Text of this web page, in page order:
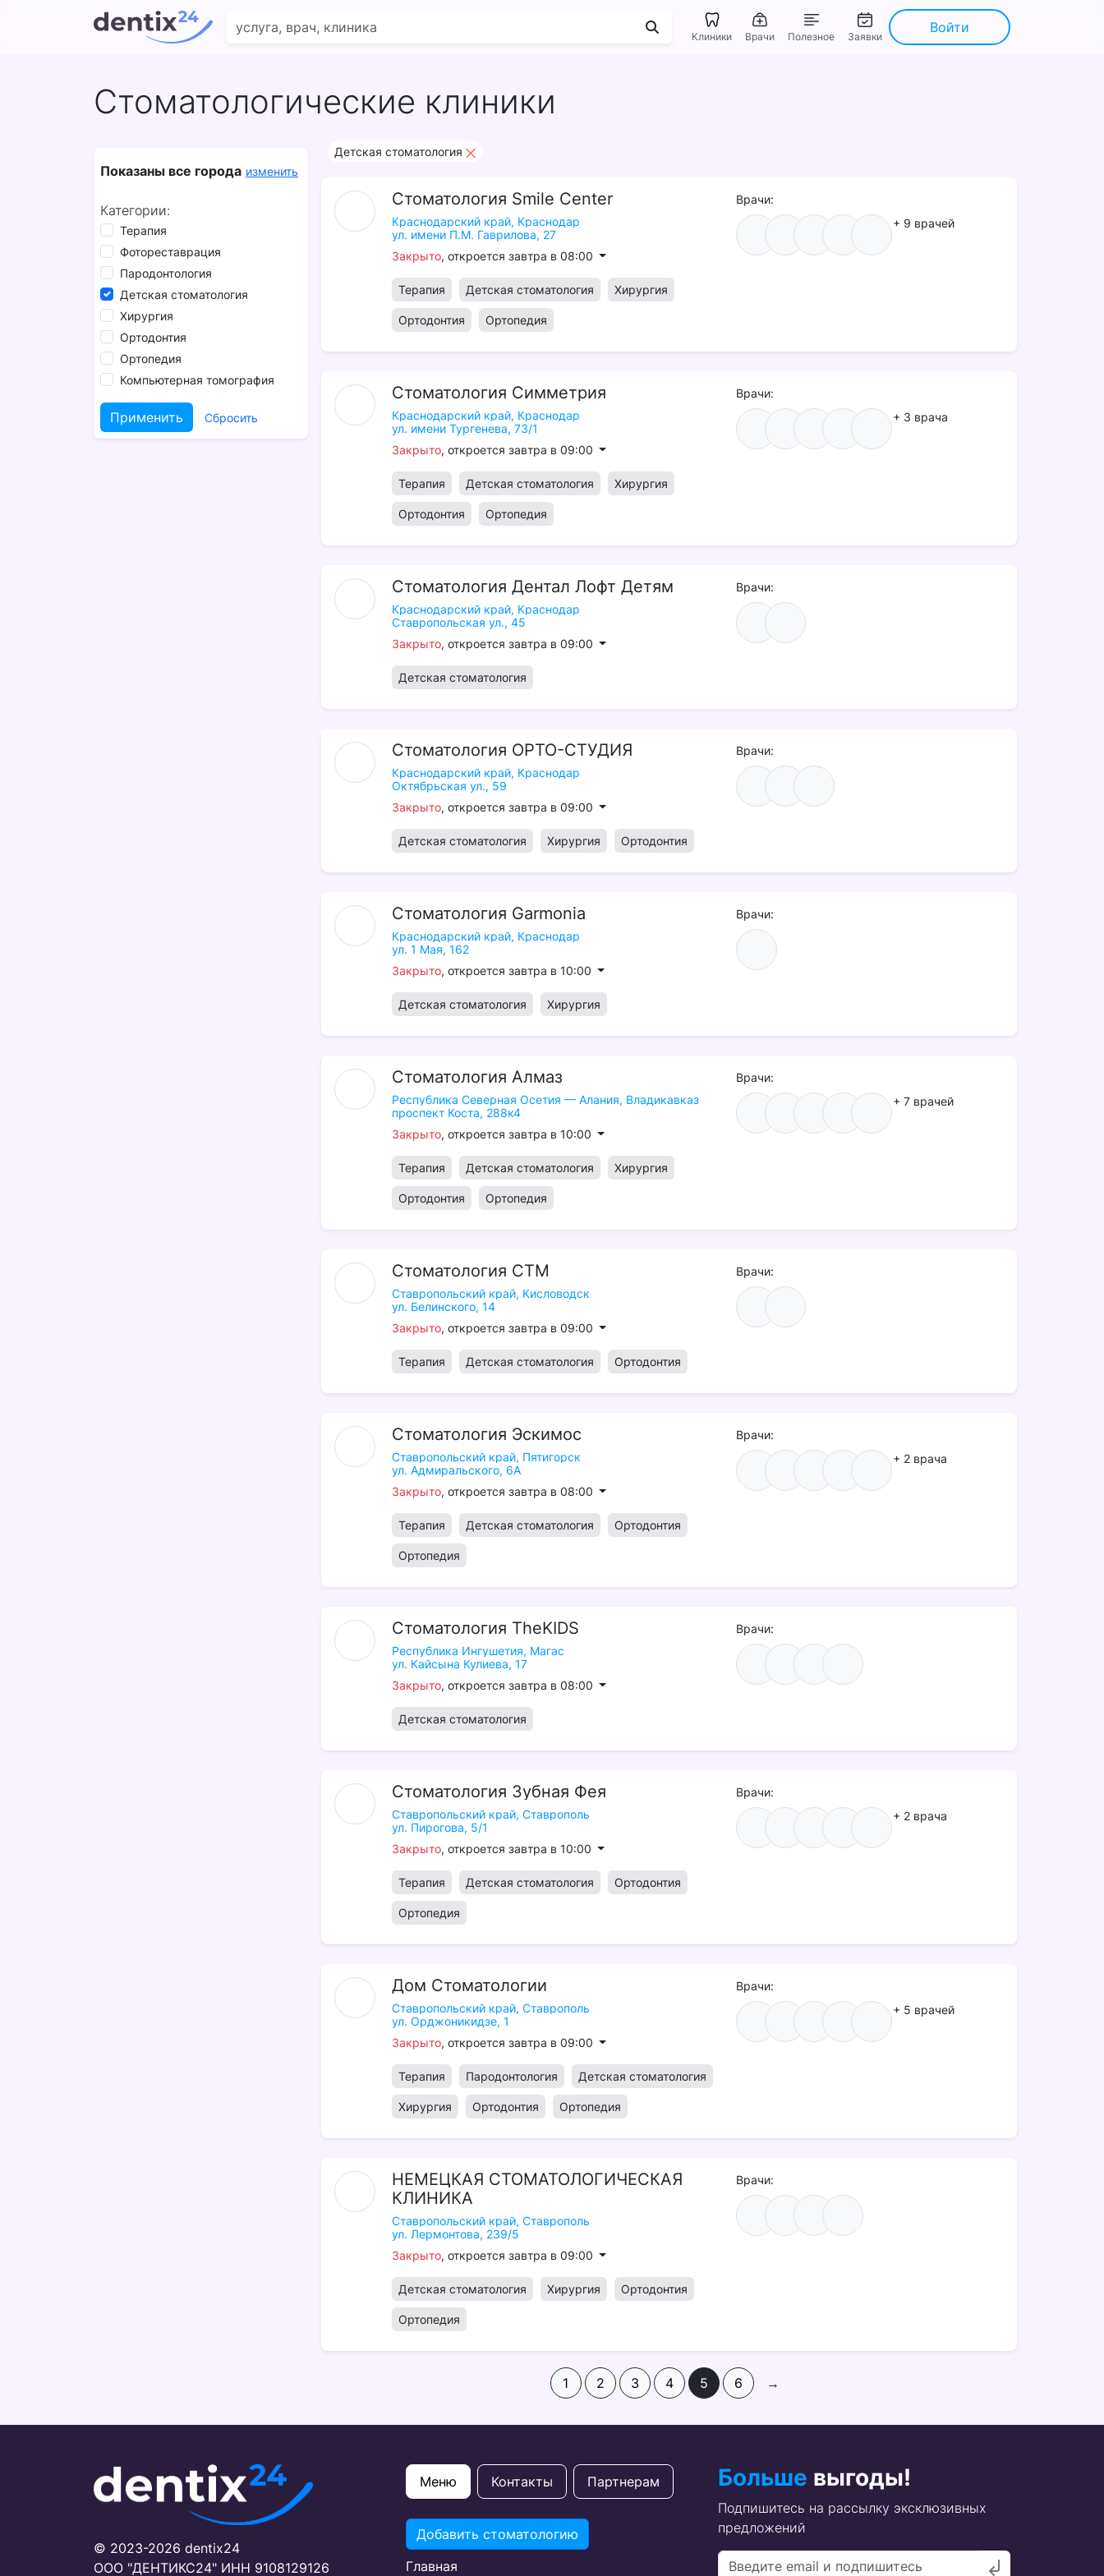
Клиники Врачи Полезное Заявки
Войти
Стоматологические клиники
Показаны все города изменить
Категории:
Терапия
Фотореставрация
Пародонтология
Детская стоматология
Хирургия
Ортодонтия
Ортопедия
Компьютерная томография
Применить Сбросить
Детская стоматология
Стоматология Smile Center
Краснодарский край, Краснодар
ул. имени П.М. Гаврилова, 27
Закрыто, откроется завтра в 08:00
Терапия Детская стоматология Хирургия
Ортодонтия Ортопедия
Врачи:
+ 9 врачей
Стоматология Симметрия
Краснодарский край, Краснодар
ул. имени Тургенева, 73/1
Закрыто, откроется завтра в 09:00
Терапия Детская стоматология Хирургия
Ортодонтия Ортопедия
Врачи:
+ 3 врача
Стоматология Дентал Лофт Детям
Краснодарский край, Краснодар
Ставропольская ул., 45
Закрыто, откроется завтра в 09:00
Детская стоматология
Врачи:
Стоматология ОРТО-СТУДИЯ
Краснодарский край, Краснодар
Октябрьская ул., 59
Закрыто, откроется завтра в 09:00
Детская стоматология Хирургия Ортодонтия
Врачи:
Стоматология Garmonia
Краснодарский край, Краснодар
ул. 1 Мая, 162
Закрыто, откроется завтра в 10:00
Детская стоматология Хирургия
Врачи:
Стоматология Алмаз
Республика Северная Осетия — Алания, Владикавказ
проспект Коста, 288к4
Закрыто, откроется завтра в 10:00
Терапия Детская стоматология Хирургия
Ортодонтия Ортопедия
Врачи:
+ 7 врачей
Стоматология CTM
Ставропольский край, Кисловодск
ул. Белинского, 14
Закрыто, откроется завтра в 09:00
Терапия Детская стоматология Ортодонтия
Врачи:
Стоматология Эскимос
Ставропольский край, Пятигорск
ул. Адмиральского, 6А
Закрыто, откроется завтра в 08:00
Терапия Детская стоматология Ортодонтия
Ортопедия
Врачи:
+ 2 врача
Стоматология TheKIDS
Республика Ингушетия, Магас
ул. Кайсына Кулиева, 17
Закрыто, откроется завтра в 08:00
Детская стоматология
Врачи:
Стоматология Зубная Фея
Ставропольский край, Ставрополь
ул. Пирогова, 5/1
Закрыто, откроется завтра в 10:00
Терапия Детская стоматология Ортодонтия
Ортопедия
Врачи:
+ 2 врача
Дом Стоматологии
Ставропольский край, Ставрополь
ул. Орджоникидзе, 1
Закрыто, откроется завтра в 09:00
Терапия Пародонтология Детская стоматология
Хирургия Ортодонтия Ортопедия
Врачи:
+ 5 врачей
НЕМЕЦКАЯ СТОМАТОЛОГИЧЕСКАЯ
КЛИНИКА
Ставропольский край, Ставрополь
ул. Лермонтова, 239/5
Закрыто, откроется завтра в 09:00
Детская стоматология Хирургия Ортодонтия
Ортопедия
Врачи:
1 2 3 4 5 6 →
© 2023-2026 dentix24
ООО "ДЕНТИКС24" ИНН 9108129126
Меню Контакты Партнерам
Добавить стоматологию
Главная
Больше выгоды!
Подпишитесь на рассылку эксклюзивных
предложений